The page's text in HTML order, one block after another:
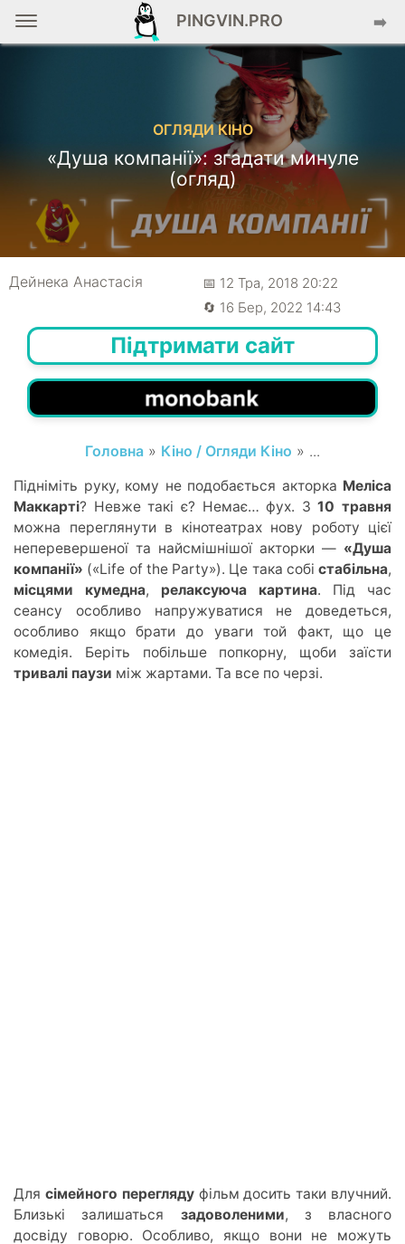
PINGVIN.PRO ➡️
ОГЛЯДИ КІНО
«Душа компанії»: згадати минуле
(огляд)
Дейнека Анастасiя
📅 12 Тра, 2018 20:22
🔄 16 Бер, 2022 14:43
Підтримати сайт
Головна » Кіно / Огляди Кіно » ...
Підніміть руку, кому не подобається акторка Меліса
Маккарті? Невже такі є? Немає… фух. З10 травня
можна переглянути в кінотеатрах нову роботу цієї
неперевершеної та найсмішнішої акторки — «Душа
компанії» («Life of the Party»). Це така собі стабільна,
місцями кумедна, релаксуюча картина. Під час
сеансу особливо напружуватися не доведеться,
особливо якщо брати до уваги той факт, що це
комедія. Беріть побільше попкорну, щоби заїсти
тривалі паузи між жартами. Та все по черзі.
Для сімейного переглядуфільм досить таки влучний.
Близькі залишаться задоволеними, з власного
досвіду говорю. Особливо, якщо вони не можуть